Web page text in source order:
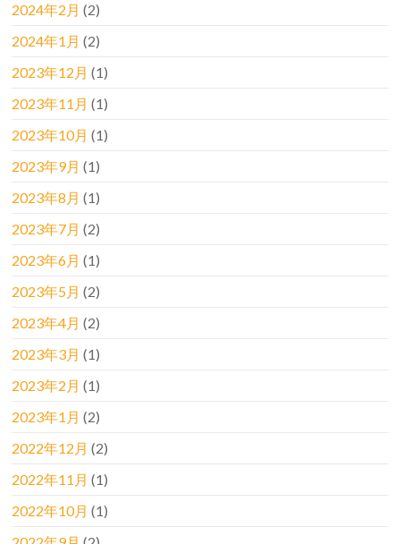
2024年2月 (2)
2024年1月 (2)
2023年12月 (1)
2023年11月 (1)
2023年10月 (1)
2023年9月 (1)
2023年8月 (1)
2023年7月 (2)
2023年6月 (1)
2023年5月 (2)
2023年4月 (2)
2023年3月 (1)
2023年2月 (1)
2023年1月 (2)
2022年12月 (2)
2022年11月 (1)
2022年10月 (1)